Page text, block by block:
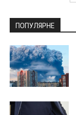
ПОПУЛЯРНЕ